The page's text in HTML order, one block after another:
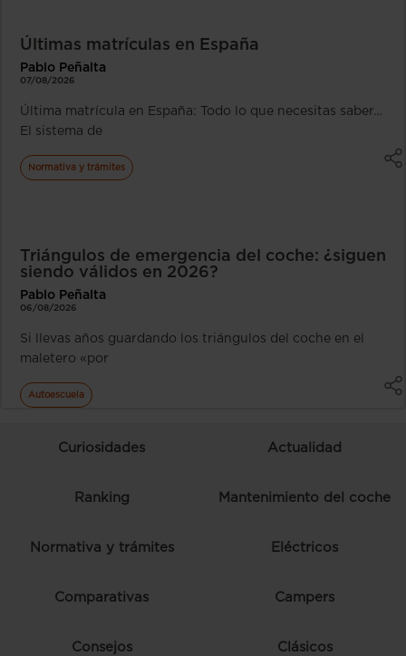
Últimas matrículas en España
Pablo Peñalta
07/08/2026
Última matrícula en España: Todo lo que necesitas saber…
El sistema de
Normativa y trámites
Triángulos de emergencia del coche: ¿siguen
siendo válidos en 2026?
Pablo Peñalta
06/08/2026
Si llevas años guardando los triángulos del coche en el
maletero «por
Autoescuela
Curiosidades Actualidad
Ranking Mantenimiento del coche
Normativa y trámites Eléctricos
Comparativas Campers
Consejos Clásicos